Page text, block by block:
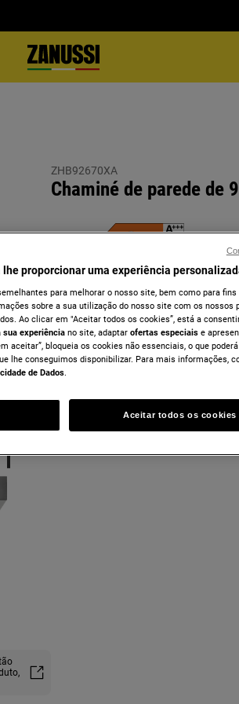
ZHB92670XA
Chaminé de parede de
proporcionar uma experiência
para melhorar o nosso site, bem como para
sobre a sua utilização do nosso site com os nossos
Ao clicar em "Aceitar todos os cookies”, está a
sua experiência no site, adaptar ofertas especiais e
aceitar”, bloqueia os cookies não essenciais, o que
lhe conseguimos disponibilizar. Para mais informações,
de Dados.
Aceitar todos os cookies